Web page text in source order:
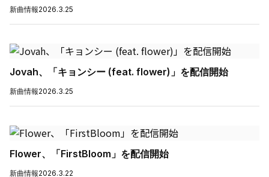
新曲情報2026.3.25
Jovah、「キョンシー (feat. flower)」を配信開始
新曲情報2026.3.25
Flower、「FirstBloom」を配信開始
新曲情報2026.3.22